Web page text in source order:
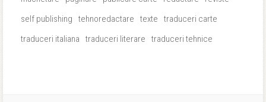
self publishing
tehnoredactare texte
traduceri carte
traduceri italiana
traduceri literare traduceri tehnice